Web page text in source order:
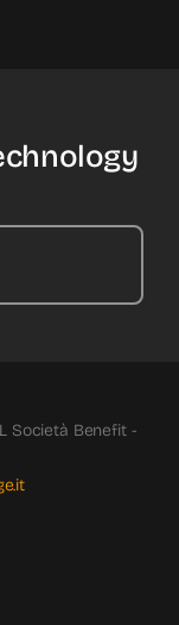
Società Benefit -